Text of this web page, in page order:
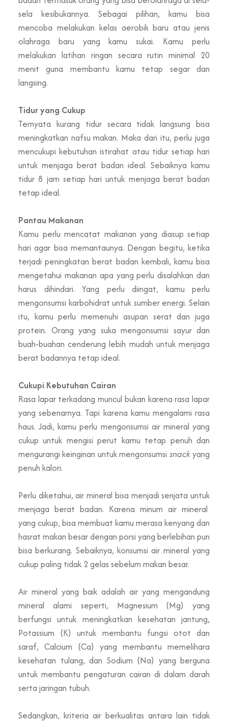
sela kesibukannya. Sebagai pilihan, kamu bisa
mencoba melakukan kelas aerobik baru atau jenis
olahraga baru yang kamu sukai. Kamu perlu
melakukan latihan ringan secara rutin minimal 20
menit guna membantu kamu tetap segar dan
langsing.
Tidur yang Cukup
Ternyata kurang tidur secara tidak langsung bisa
meningkatkan nafsu makan. Maka dari itu, perlu juga
mencukupi kebutuhan istirahat atau tidur setiap hari
untuk menjaga berat badan ideal. Sebaiknya kamu
tidur 8 jam setiap hari untuk menjaga berat badan
tetap ideal.
Pantau Makanan
Kamu perlu mencatat makanan yang diasup setiap
hari agar bisa memantaunya. Dengan begitu, ketika
terjadi peningkatan berat badan kembali, kamu bisa
mengetahui makanan apa yang perlu disalahkan dan
harus dihindari. Yang perlu diingat, kamu perlu
mengonsumsi karbohidrat untuk sumber energi. Selain
itu, kamu perlu memenuhi asupan serat dan juga
protein. Orang yang suka mengonsumsi sayur dan
buah-buahan cenderung lebih mudah untuk menjaga
berat badannya tetap ideal.
Cukupi Kebutuhan Cairan
Rasa lapar terkadang muncul bukan karena rasa lapar
yang sebenarnya. Tapi karena kamu mengalami rasa
haus. Jadi, kamu perlu mengonsumsi air mineral yang
cukup untuk mengisi perut kamu tetap penuh dan
mengurangi keinginan untuk mengonsumsi snackyang
penuh kalori.
Perlu diketahui, air mineral bisa menjadi senjata untuk
menjaga berat badan. Karena minum air mineral
yang cukup, bisa membuat kamu merasa kenyang dan
hasrat makan besar dengan porsi yang berlebihan pun
bisa berkurang. Sebaiknya, konsumsi air mineral yang
cukup paling tidak 2 gelas sebelum makan besar.
Air mineral yang baik adalah air yang mengandung
mineral alami seperti, Magnesium
(Mg) yang
berfungsi untuk meningkatkan kesehatan jantung,
Potassium (K) untuk membantu fungsi otot dan
saraf, Calcium (Ca) yang membantu memelihara
kesehatan tulang, dan Sodium (Na) yang berguna
untuk membantu pengaturan cairan di dalam darah
serta jaringan tubuh.
Sedangkan, kriteria air berkualitas antara lain tidak